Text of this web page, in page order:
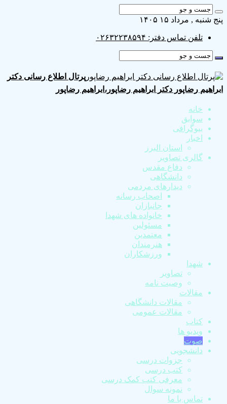
پنج شنبه , مرداد ۱۵ ۱۴۰۵
تلفن تماس دفتر: ۰۲۶۳۲۲۳۸۵۹۴
پرتال اطلاع رسانی دکتر
ابراهیم رضاپور دکتر ابراهیم رضاپور،ابراهیم رضاپور
خانه
سوابق
بیوگرافی
اخبار
استان البرز
گالری تصاویر
دفاع مقدس
دانشگاهی
دیدارهای مردمی
اصحاب رسانه
جانبازان
خانواده های شهدا
مسئولین
معتمدین
هنرمندان
ورزشکاران
شهدا
تصاویر
وصیت نامه
مقالات
مقالات دانشگاهی
مقالات عمومی
کتاب
ویدیو ها
صوت
دانشجویی
جزوات درسی
کتب درسی
معرفی کتب کمک درسی
نمونه سوال
تماس با ما